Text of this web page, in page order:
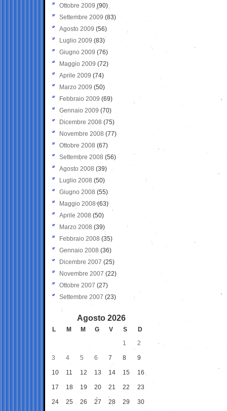
Ottobre 2009 (90)
Settembre 2009 (83)
Agosto 2009 (56)
Luglio 2009 (83)
Giugno 2009 (76)
Maggio 2009 (72)
Aprile 2009 (74)
Marzo 2009 (50)
Febbraio 2009 (69)
Gennaio 2009 (70)
Dicembre 2008 (75)
Novembre 2008 (77)
Ottobre 2008 (67)
Settembre 2008 (56)
Agosto 2008 (39)
Luglio 2008 (50)
Giugno 2008 (55)
Maggio 2008(63)
Aprile 2008 (50)
Marzo 2008 (39)
Febbraio 2008 (35)
Gennaio 2008 (36)
Dicembre 2007 (25)
Novembre 2007 (22)
Ottobre 2007 (27)
Settembre 2007 (23)
Agosto 2026
L M M G V S
D
1
2
3 4 5 6 7 8 9
10 11 12 13 14 15 16
17 18 19 20 21 22 23
24 25 26 27 28 29 30